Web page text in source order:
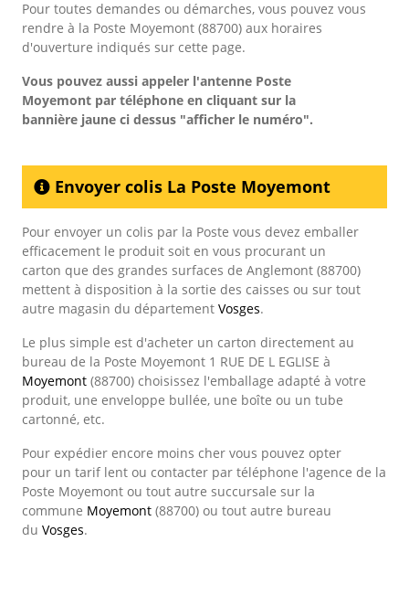
Pour toutes demandes ou démarches, vous pouvez vous
rendre à la Poste Moyemont (88700) aux horaires
d'ouverture indiqués sur cette page.
Vous pouvez aussi appeler l'antenne Poste
Moyemont par téléphone en cliquant sur la
bannière jaune ci dessus "afficher le numéro".
Envoyer colis La Poste Moyemont
Pour envoyer un colis par la Poste vous devez emballer
efficacement le produit soit en vous procurant un
carton que des grandes surfaces de Anglemont (88700)
mettent à disposition à la sortie des caisses ou sur tout
autre magasin du département Vosges.
Le plus simple est d'acheter un carton directement au
bureau de la Poste Moyemont 1 RUE DE L EGLISE à
Moyemont (88700) choisissez l'emballage adapté à votre
produit, une enveloppe bullée, une boîte ou un tube
cartonné, etc.
Pour expédier encore moins cher vous pouvez opter
pour un tarif lent ou contacter par téléphone l'agence de la
Poste Moyemont ou tout autre succursale sur la
commune Moyemont (88700) ou tout autre bureau
du Vosges.